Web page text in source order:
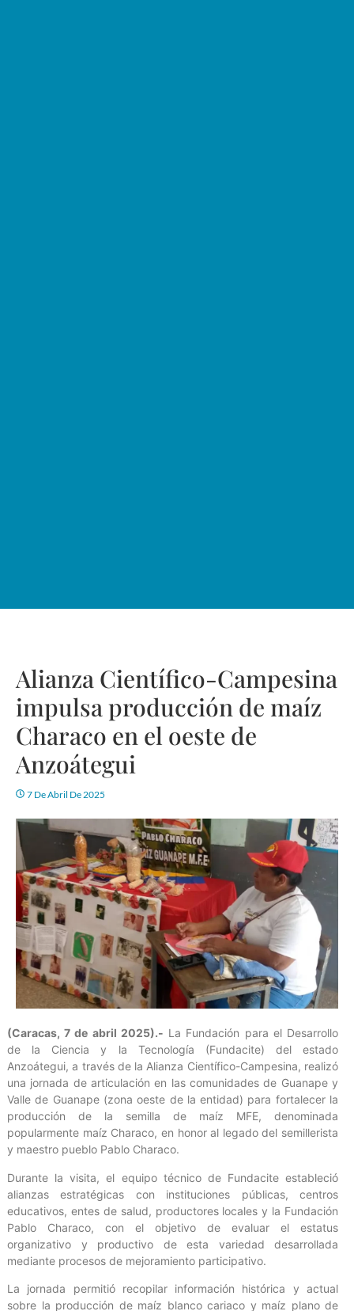
Alianza Científico-Campesina
impulsa producción de maíz
Characo en el oeste de
Anzoátegui
7 De Abril De 2025
(Caracas, 7 de abril 2025).- La Fundación para el Desarrollo
de la Ciencia y la Tecnología (Fundacite) del estado
Anzoátegui, a través de la Alianza Científico-Campesina, realizó
una jornada de articulación en las comunidades de Guanape y
Valle de Guanape (zona oeste de la entidad) para fortalecer la
producción de la semilla de maíz MFE, denominada
popularmente maíz Characo, en honor al legado del semillerista
y maestro pueblo Pablo Characo.
Durante la visita, el equipo técnico de Fundacite estableció
alianzas estratégicas con instituciones públicas, centros
educativos, entes de salud, productores locales y la Fundación
Pablo Characo, con el objetivo de evaluar el estatus
organizativo y productivo de esta variedad desarrollada
mediante procesos de mejoramiento participativo.
La jornada permitió recopilar información histórica y actual
sobre la producción de maíz blanco cariaco y maíz plano de